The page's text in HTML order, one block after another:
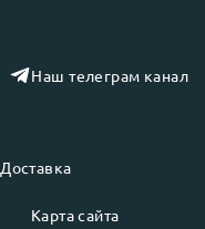
Доставка
Карта сайта
Наш телеграм канал